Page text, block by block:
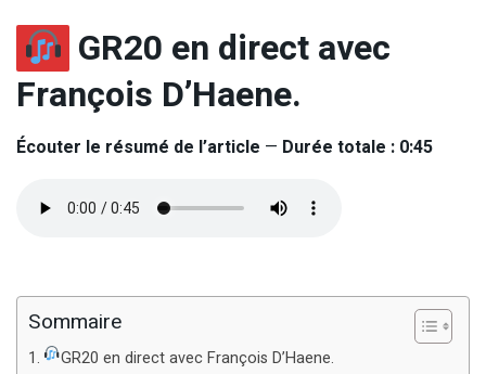
GR20 en direct avec
François D’Haene.
Écouter le résumé de l’article — Durée totale : 0:45
Sommaire
GR20 en direct avec François D’Haene.